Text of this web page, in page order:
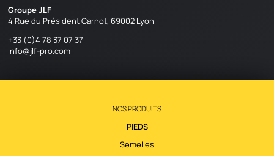
Groupe JLF
4 Rue du Président Carnot, 69002 Lyon
+33 (0)4 78 37 07 37
info@jlf-pro.com
NOS PRODUITS
PIEDS
Semelles